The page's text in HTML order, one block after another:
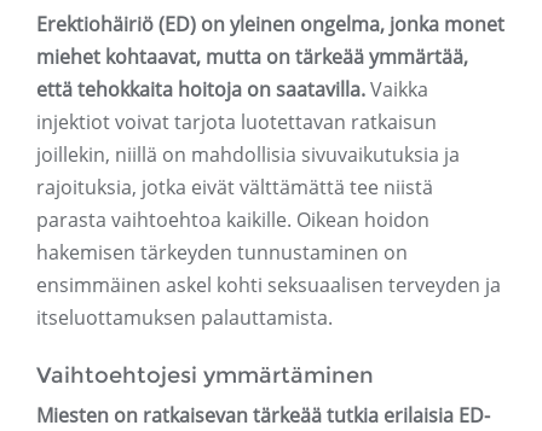
Erektiohäiriö (ED) on yleinen ongelma, jonka monet
miehet kohtaavat, mutta on tärkeää ymmärtää,
että tehokkaita hoitoja on saatavilla.Vaikka
injektiot voivat tarjota luotettavan ratkaisun
joillekin, niillä on mahdollisia sivuvaikutuksia ja
rajoituksia, jotka eivät välttämättä tee niistä
parasta vaihtoehtoa kaikille. Oikean hoidon
hakemisen tärkeyden tunnustaminen on
ensimmäinen askel kohti seksuaalisen terveyden ja
itseluottamuksen palauttamista.
Vaihtoehtojesi ymmärtäminen
Miesten on ratkaisevan tärkeää tutkia erilaisia ​​ED-